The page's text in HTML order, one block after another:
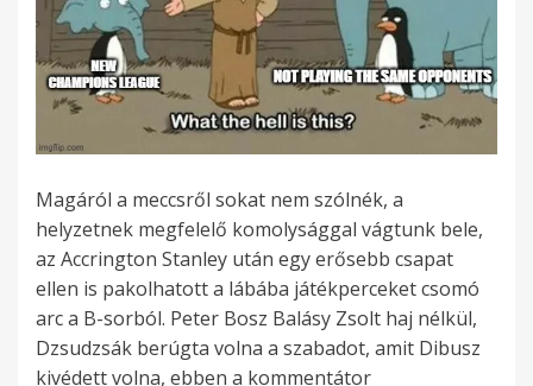
Magáról a meccsről sokat nem szólnék, a
helyzetnek megfelelő komolysággal vágtunk bele,
az Accrington Stanley után egy erősebb csapat
ellen is pakolhatott a lábába játékperceket csomó
arc a B-sorból. Peter Bosz Balásy Zsolt haj nélkül,
Dzsudzsák berúgta volna a szabadot, amit Dibusz
kivédett volna, ebben a kommentátor